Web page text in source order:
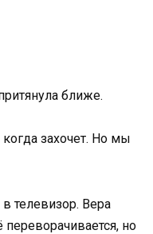
ближе.
захочет. Но мы
телевизор. Вера
но